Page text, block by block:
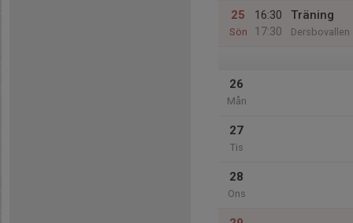
25
Sön
16:30
17:30
Träning
Dersbovallen
26
Mån
27
Tis
28
Ons